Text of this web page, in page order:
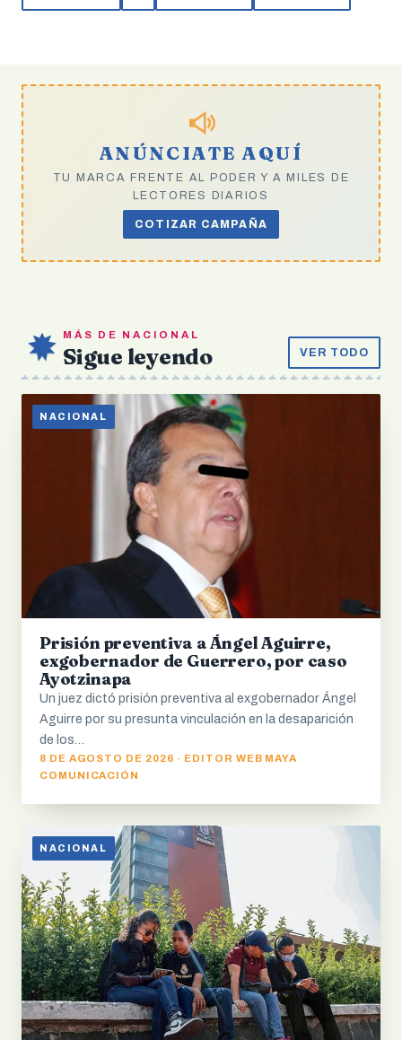
ANÚNCIATE AQUÍ
TU MARCA FRENTE AL PODER Y A MILES DE
LECTORES DIARIOS
COTIZAR CAMPAÑA
MÁS DE NACIONAL
Sigue leyendo VER TODO
NACIONAL
Prisión preventiva a Ángel Aguirre,
exgobernador de Guerrero, por caso
Ayotzinapa
Un juez dictó prisión preventiva al exgobernador Ángel
Aguirre por su presunta vinculación en la desaparición
de los…
8 DE AGOSTO DE 2026 · EDITOR WEB MAYA
COMUNICACIÓN
NACIONAL